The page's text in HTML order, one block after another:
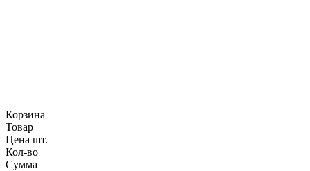
Корзина
Товар
Цена шт.
Кол-во
Сумма